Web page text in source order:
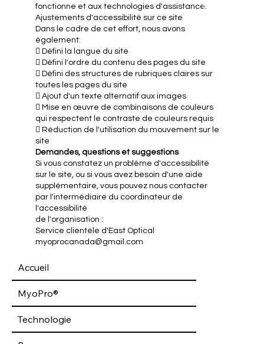
fonctionne et aux technologies d'assistance.
Ajustements d'accessibilité sur ce site
Dans le cadre de cet effort, nous avons
également:
 Défini la langue du site
 Défini l'ordre du contenu des pages du site
 Défini des structures de rubriques claires sur
toutes les pages du site
 Ajout d'un texte alternatif aux images
 Mise en œuvre de combinaisons de couleurs
qui respectent le contraste de couleurs requis
 Réduction de l'utilisation du mouvement sur le
site
Demandes, questions et suggestions
Si vous constatez un problème d'accessibilité
sur le site, ou si vous avez besoin d'une aide
supplémentaire, vous pouvez nous contacter
par l'intermédiaire du coordinateur de
l'accessibilité
de l'organisation :
Service clientèle d'East Optical
myoprocanada@gmail.com
Accueil
MyoPro®
Technologie